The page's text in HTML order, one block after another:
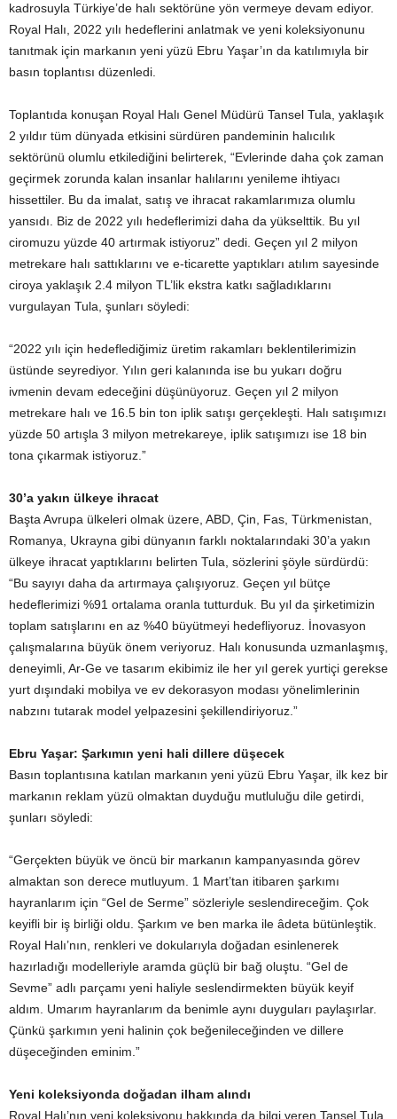
kadrosuyla Türkiye’de halı sektörüne yön vermeye devam ediyor.
Royal Halı, 2022 yılı hedeflerini anlatmak ve yeni koleksiyonunu
tanıtmak için markanın yeni yüzü Ebru Yaşar’ın da katılımıyla bir
basın toplantısı düzenledi.
Toplantıda konuşan Royal Halı Genel Müdürü Tansel Tula, yaklaşık
2 yıldır tüm dünyada etkisini sürdüren pandeminin halıcılık
sektörünü olumlu etkilediğini belirterek, “Evlerinde daha çok zaman
geçirmek zorunda kalan insanlar halılarını yenileme ihtiyacı
hissettiler. Bu da imalat, satış ve ihracat rakamlarımıza olumlu
yansıdı. Biz de 2022 yılı hedeflerimizi daha da yükselttik. Bu yıl
ciromuzu yüzde 40 artırmak istiyoruz” dedi. Geçen yıl 2 milyon
metrekare halı sattıklarını ve e-ticarette yaptıkları atılım sayesinde
ciroya yaklaşık 2.4 milyon TL’lik ekstra katkı sağladıklarını
vurgulayan Tula, şunları söyledi:
“2022 yılı için hedeflediğimiz üretim rakamları beklentilerimizin
üstünde seyrediyor. Yılın geri kalanında ise bu yukarı doğru
ivmenin devam edeceğini düşünüyoruz. Geçen yıl 2 milyon
metrekare halı ve 16.5 bin ton iplik satışı gerçekleşti. Halı satışımızı
yüzde 50 artışla 3 milyon metrekareye, iplik satışımızı ise 18 bin
tona çıkarmak istiyoruz.”
30’a yakın ülkeye ihracat
Başta Avrupa ülkeleri olmak üzere, ABD, Çin, Fas, Türkmenistan,
Romanya, Ukrayna gibi dünyanın farklı noktalarındaki 30’a yakın
ülkeye ihracat yaptıklarını belirten Tula, sözlerini şöyle sürdürdü:
“Bu sayıyı daha da artırmaya çalışıyoruz. Geçen yıl bütçe
hedeflerimizi %91 ortalama oranla tutturduk. Bu yıl da şirketimizin
toplam satışlarını en az %40 büyütmeyi hedefliyoruz. İnovasyon
çalışmalarına büyük önem veriyoruz. Halı konusunda uzmanlaşmış,
deneyimli, Ar-Ge ve tasarım ekibimiz ile her yıl gerek yurtiçi gerekse
yurt dışındaki mobilya ve ev dekorasyon modası yönelimlerinin
nabzını tutarak model yelpazesini şekillendiriyoruz.”
Ebru Yaşar: Şarkımın yeni hali dillere düşecek
Basın toplantısına katılan markanın yeni yüzü Ebru Yaşar, ilk kez bir
markanın reklam yüzü olmaktan duyduğu mutluluğu dile getirdi,
şunları söyledi:
“Gerçekten büyük ve öncü bir markanın kampanyasında görev
almaktan son derece mutluyum. 1 Mart’tan itibaren şarkımı
hayranlarım için “Gel de Serme” sözleriyle seslendireceğim. Çok
keyifli bir iş birliği oldu. Şarkım ve ben marka ile âdeta bütünleştik.
Royal Halı’nın, renkleri ve dokularıyla doğadan esinlenerek
hazırladığı modelleriyle aramda güçlü bir bağ oluştu. “Gel de
Sevme” adlı parçamı yeni haliyle seslendirmekten büyük keyif
aldım. Umarım hayranlarım da benimle aynı duyguları paylaşırlar.
Çünkü şarkımın yeni halinin çok beğenileceğinden ve dillere
düşeceğinden eminim.”
Yeni koleksiyonda doğadan ilham alındı
Royal Halı’nın yeni koleksiyonu hakkında da bilgi veren Tansel Tula,